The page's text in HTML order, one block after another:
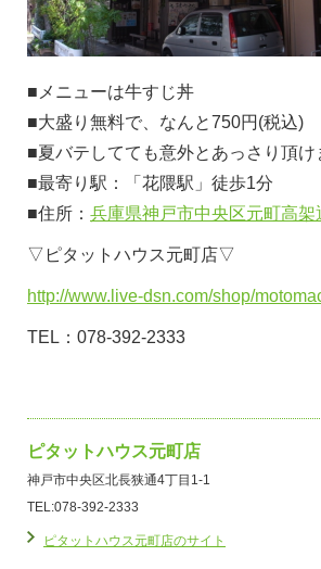
■メニューは牛すじ丼
■大盛り無料で、なんと750円(税込)
■夏バテしてても意外とあっさり頂け
■最寄り駅：「花隈駅」徒歩1分
■住所： 兵庫県神戸市中央区元町高架
▽ピタットハウス元町店▽
http://www.live-dsn.com/shop/
TEL：078-392-2333
ピタットハウス元町店
神戸市中央区北長狭通4丁目1-1
TEL:078-392-2333
ピタットハウス元町店のサイト